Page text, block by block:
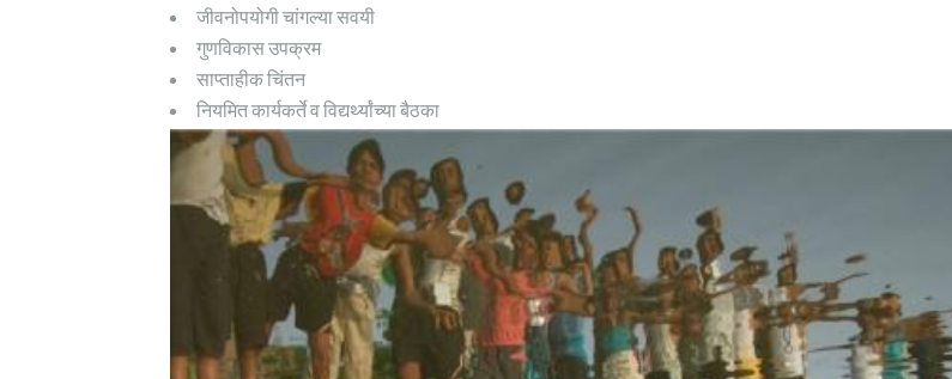
जीवनोपयोगी चांगल्या सवयी
गुणविकास उपक्रम
साप्ताहीक चिंतन
नियमित कार्यकर्ते व विद्यर्थ्यांच्या बैठका